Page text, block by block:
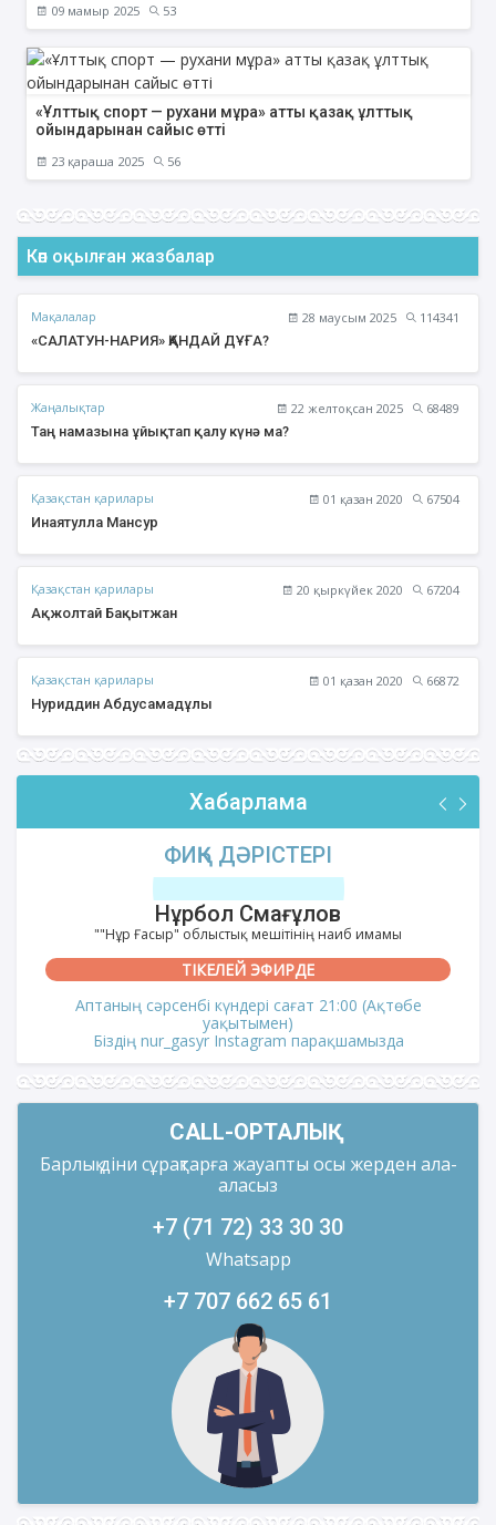
09 мамыр 2025 53
«Ұлттық спорт — рухани мұра» атты қазақ ұлттық
ойындарынан сайыс өтті
23 қараша 2025 56
Көп оқылған жазбалар
Мақалалар 28 маусым 2025
114341
«САЛАТУН-НАРИЯ» ҚАНДАЙ ДҰҒА?
Жаңалықтар 22 желтоқсан 2025
68489
Таң намазына ұйықтап қалу күнә ма?
Қазақстан қарилары 01 қазан 2020
67504
Инаятулла Мансур
Қазақстан қарилары 20 қыркүйек 2020
67204
Ақжолтай Бақытжан
Қазақстан қарилары 01 қазан 2020
66872
Нуриддин Абдусамадұлы
Хабарлама
ФИҚҺ ДӘРІСТЕРІ
Нұрбол Смағұлов
""Нұр Ғасыр" облыстық мешітінің наиб имамы
ТІКЕЛЕЙ ЭФИРДЕ
Аптаның сәрсенбі күндері сағат 21:00 (Ақтөбе
уақытымен)
Біздің nur_gasyr Instagram парақшамызда
CALL-ОРТАЛЫҚ
Барлық діни сұрақтарға жауапты осы жерден ала-
аласыз
+7 (71 72) 33 30 30
Whatsapp
+7 707 662 65 61